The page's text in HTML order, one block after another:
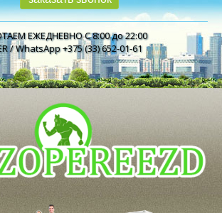
ЕЖЕДНЕВНО С 8:00 до 22:00
/ WhatsApp +375 (33) 652-01-61